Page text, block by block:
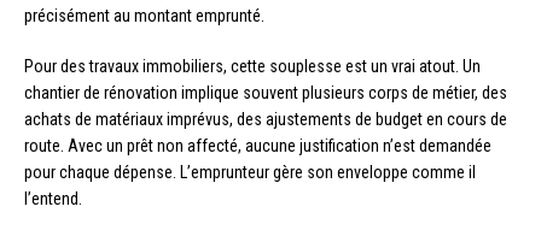
précisément au montant emprunté.
Pour des travaux immobiliers, cette souplesse est un vrai atout. Un
chantier de rénovation implique souvent plusieurs corps de métier, des
achats de matériaux imprévus, des ajustements de budget en cours de
route. Avec un prêt non affecté, aucune justification n’est demandée
pour chaque dépense. L’emprunteur gère son enveloppe comme il
l’entend.